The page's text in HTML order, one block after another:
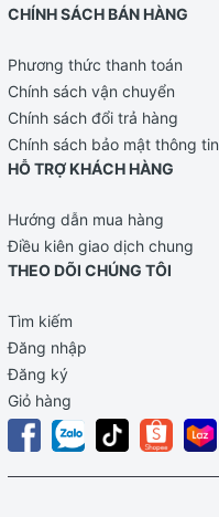
CHÍNH SÁCH BÁN HÀNG
Phương thức thanh toán
Chính sách vận chuyển
Chính sách đổi trả hàng
Chính sách bảo mật thông tin
HỖ TRỢ KHÁCH HÀNG
Hướng dẫn mua hàng
Điều kiên giao dịch chung
THEO DÕI CHÚNG TÔI
Tìm kiếm
Đăng nhập
Đăng ký
Giỏ hàng